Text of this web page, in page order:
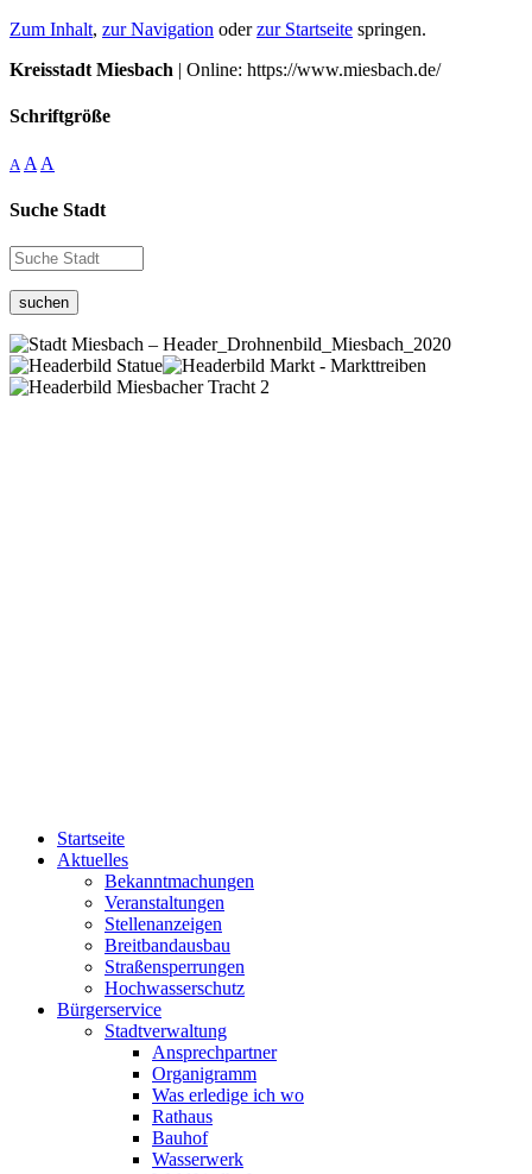
Zum Inhalt, zur Navigation oderzur Startseite springen.
Kreisstadt Miesbach | Online: https://www.miesbach.de/
Schriftgröße
A A A
Suche Stadt
suchen
Startseite
Aktuelles
Bekanntmachungen
Veranstaltungen
Stellenanzeigen
Breitbandausbau
Straßensperrungen
Hochwasserschutz
Bürgerservice
Stadtverwaltung
Ansprechpartner
Organigramm
Was erledige ich wo
Rathaus
Bauhof
Wasserwerk